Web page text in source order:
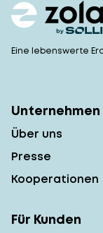
Eine lebenswerte
Unternehmen
Über uns
Presse
Kooperationen
Für Kunden